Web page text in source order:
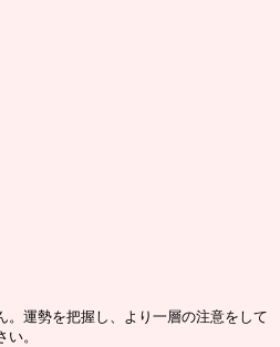
。運勢を把握し、より一層の注意をして
。